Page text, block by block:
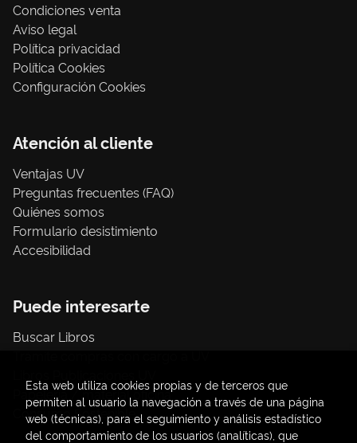
Condiciones venta
Aviso legal
Política privacidad
Política Cookies
Configuración Cookies
Atención al cliente
Ventajas UV
Preguntas frecuentes (FAQ)
Quiénes somos
Formulario desistimiento
Accesibilidad
Puede interesarte
Buscar Libros
Papelería / material oficina
Consumo Sostenible
Esta web utiliza cookies propias y de terceros que
permiten al usuario la navegación a través de una página
web (técnicas), para el seguimiento y análisis estadístico
del comportamiento de los usuarios (analíticas), que